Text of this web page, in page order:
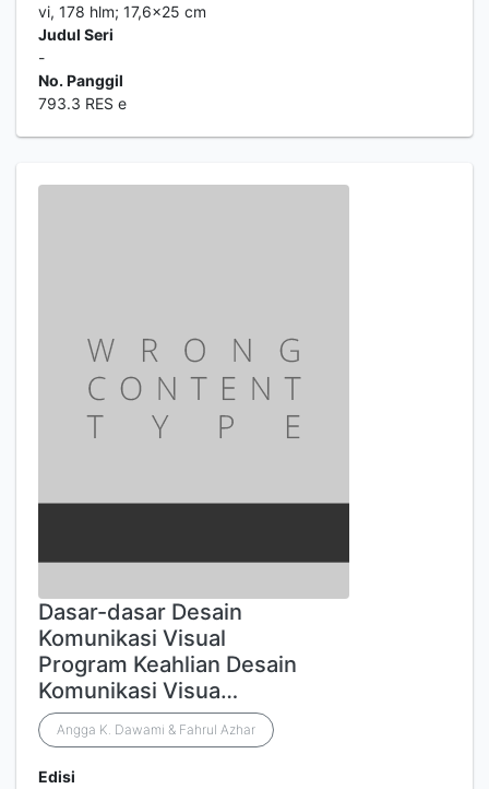
vi, 178 hlm; 17,6x25 cm
Judul Seri
-
No. Panggil
793.3 RES e
Dasar-dasar Desain
Komunikasi Visual
Program Keahlian Desain
Komunikasi Visua…
Angga K. Dawami & Fahrul Azhar
Edisi